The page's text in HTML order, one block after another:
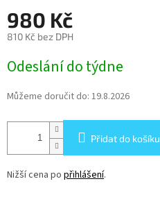
980 Kč
810 Kč bez DPH
cena:
Odeslání do týdne
Můžeme doručit do: 19.8.2026
Přidat do košíku
Nižší cena po přihlášení.